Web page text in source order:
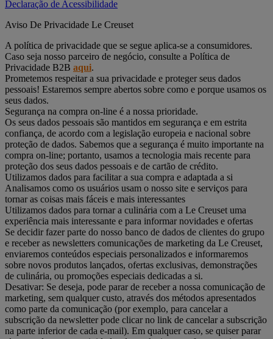
Declaração de Acessibilidade
Aviso De Privacidade Le Creuset
A política de privacidade que se segue aplica-se a consumidores.
Caso seja nosso parceiro de negócio, consulte a Política de
Privacidade B2B aqui.
Prometemos respeitar a sua privacidade e proteger seus dados
pessoais! Estaremos sempre abertos sobre como e porque usamos os
seus dados.
Segurança na compra on-line é a nossa prioridade.
Os seus dados pessoais são mantidos em segurança e em estrita
confiança, de acordo com a legislação europeia e nacional sobre
proteção de dados. Sabemos que a segurança é muito importante na
compra on-line; portanto, usamos a tecnologia mais recente para
proteção dos seus dados pessoais e de cartão de crédito.
Utilizamos dados para facilitar a sua compra e adaptada a si
Analisamos como os usuários usam o nosso site e serviços para
tornar as coisas mais fáceis e mais interessantes
Utilizamos dados para tornar a culinária com a Le Creuset uma
experiência mais interessante e para informar novidades e ofertas
Se decidir fazer parte do nosso banco de dados de clientes do grupo
e receber as newsletters comunicações de marketing da Le Creuset,
enviaremos conteúdos especiais personalizados e informaremos
sobre novos produtos lançados, ofertas exclusivas, demonstrações
de culinária, ou promoções especiais dedicadas a si.
Desativar: Se deseja, pode parar de receber a nossa comunicação de
marketing, sem qualquer custo, através dos métodos apresentados
como parte da comunicação (por exemplo, para cancelar a
subscrição da newsletter pode clicar no link de cancelar a subscrição
na parte inferior de cada e-mail). Em qualquer caso, se quiser parar